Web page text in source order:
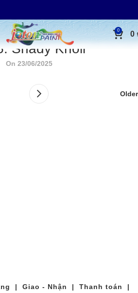
0 0
Shady Knoll
On 23/06/2025
Older
| Giao - Nhận | Thanh toán |